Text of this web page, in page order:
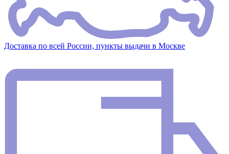
Доставка по всей России, пункты выдачи в Москве